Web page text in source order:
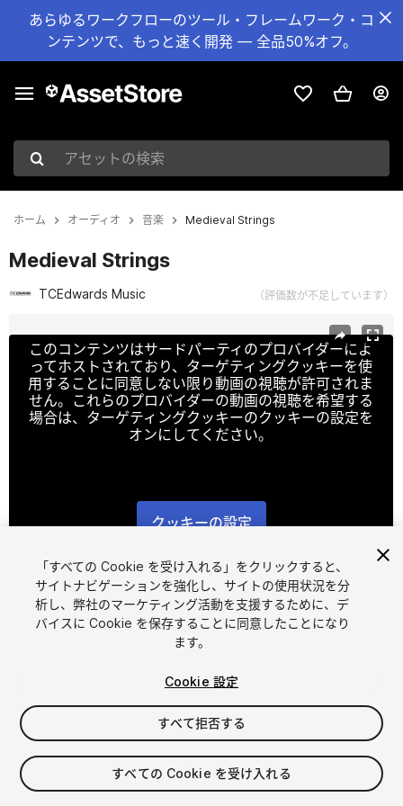
あらゆるワークフローのツール・フレームワーク・コ
ンテンツで、もっと速く開発 — 全品50%オフ。
アセットの検索
ホーム オーディオ 音楽 Medieval Strings
Medieval Strings
TCEdwards Music （評価数が不足しています）
このコンテンツはサードパーティのプロバイダーによ
ってホストされており、ターゲティングクッキーを使
用することに同意しない限り動画の視聴が許可されま
せん。これらのプロバイダーの動画の視聴を希望する
場合は、ターゲティングクッキーのクッキーの設定を
オンにしてください。
クッキーの設定
FREE
22viewsin the past week
「すべての Cookie を受け入れる」をクリックすると、
サイトナビゲーションを強化し、サイトの使用状況を分
析し、弊社のマーケティング活動を支援するために、デ
バイスに Cookie を保存することに同意したことになり
ます。
Cookie 設定
すべて拒否する
すべての Cookie を受け入れる